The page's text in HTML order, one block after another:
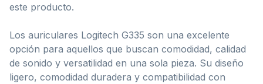
este producto.
Los auriculares Logitech G335 son una excelente
opción para aquellos que buscan comodidad, calidad
de sonido y versatilidad en una sola pieza. Su diseño
ligero, comodidad duradera y compatibilidad con